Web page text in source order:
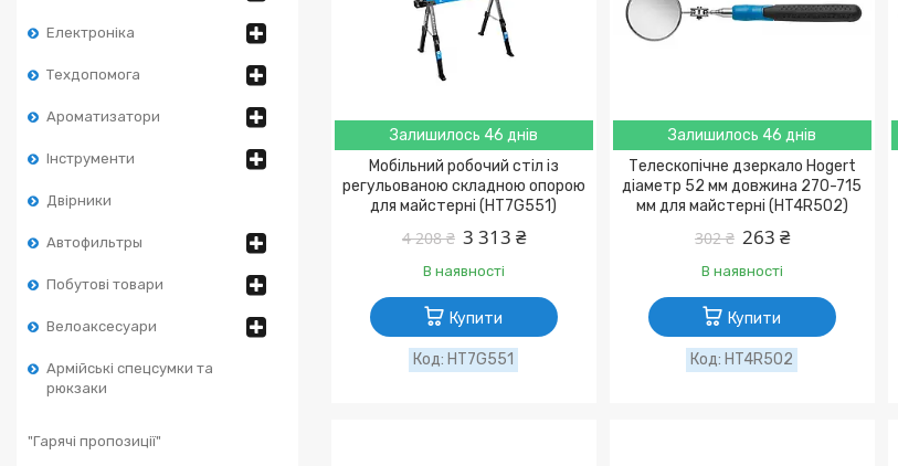
Електроніка
Техдопомога
Ароматизатори
Інструменти
Двірники
Автофильтры
Побутові товари
Велоаксесуари
Армійські спецсумки та
рюкзаки
"Гарячі пропозиції"
Залишилось 46 днів
Мобільний робочий стіл із
регульованою складною опорою
для майстерні (HT7G551)
4 208 ₴ 3 313 ₴
В наявності
Купити
HT7G551
Залишилось 46 днів
Телескопічне дзеркало Hogert
діаметр 52 мм довжина 270-715
мм для майстерні (HT4R502)
302 ₴ 263 ₴
В наявності
Купити
HT4R502